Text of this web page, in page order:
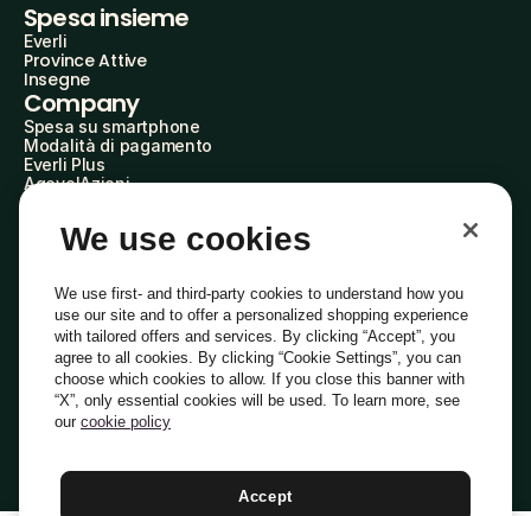
Spesa insieme
Everli
Province Attive
Insegne
Company
Spesa su smartphone
Modalità di pagamento
Everli Plus
AgevolAzioni
Everli Shoppers
Scopri chi siamo
Domande frequenti
Lavora con noi
Diventa Shopper
Investitori
PrivacyCookiePreferenze Cookie
Termini e Condizioni
Italiano
We use cookies
We use first- and third-party cookies to understand how you
use our site and to offer a personalized shopping experience
with tailored offers and services. By clicking “Accept”, you
agree to all cookies. By clicking “Cookie Settings”, you can
choose which cookies to allow. If you close this banner with
“X”, only essential cookies will be used. To learn more, see
our cookie policy
Accept